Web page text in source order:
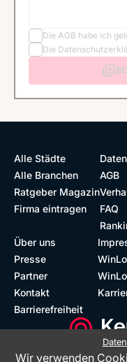
Die AGB habe ich
Die
Alle Städte
Alle Branchen
Ratgeber Magazin
Firma eintragen
AGB
FAQ
Über uns
Presse
Partner
Kontakt
Barrierefreiheit
Wir verwenden